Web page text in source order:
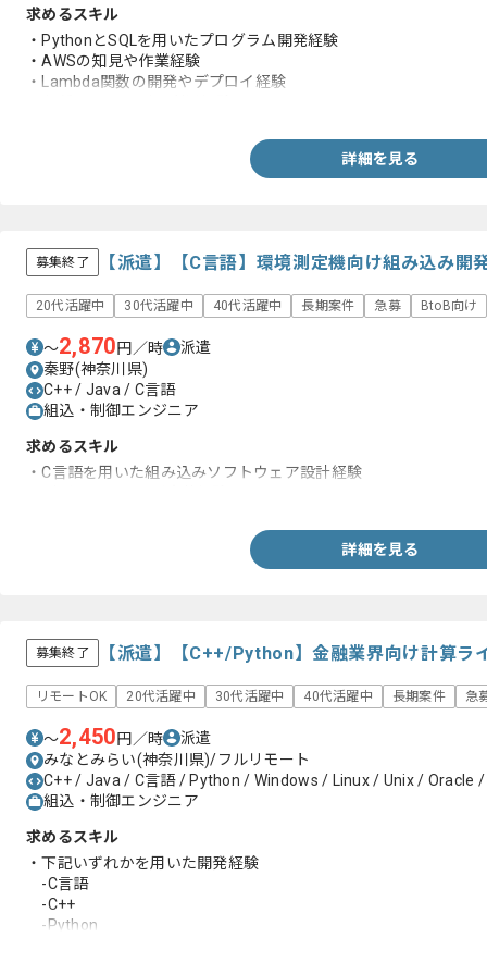
求めるスキル
・PythonとSQLを用いたプログラム開発経験
・AWSの知見や作業経験
・Lambda関数の開発やデプロイ経験
詳細を見る
募集終了 【派遣】【C言語】環境測定機向け組み込み開
20代活躍中 30代活躍中 40代活躍中 長期案件 急募 BtoB向け
〜2,870円／時
派遣
秦野(神奈川県)
C++ / Java / C言語
組込・制御エンジニア
求めるスキル
・C言語を用いた組み込みソフトウェア設計経験
詳細を見る
募集終了 【派遣】【C++/Python】金融業界向け計算ラ
リモートOK 20代活躍中 30代活躍中 40代活躍中 長期案件 急
〜2,450円／時
派遣
みなとみらい(神奈川県)/フルリモート
C++ / Java / C言語 / Python / Windows / Linux / Unix / Oracle /
組込・制御エンジニア
求めるスキル
・下記いずれかを用いた開発経験
-C言語
-C++
-Python